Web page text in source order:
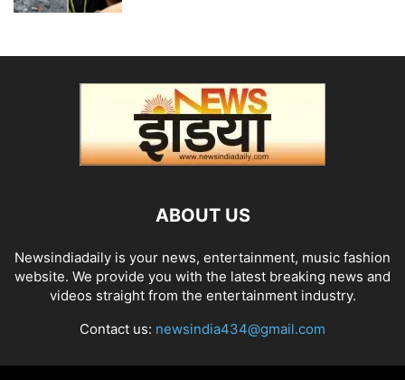
ABOUT US
Newsindiadaily is your news, entertainment, music fashion
website. We provide you with the latest breaking news and
videos straight from the entertainment industry.
Contact us: newsindia434@gmail.com